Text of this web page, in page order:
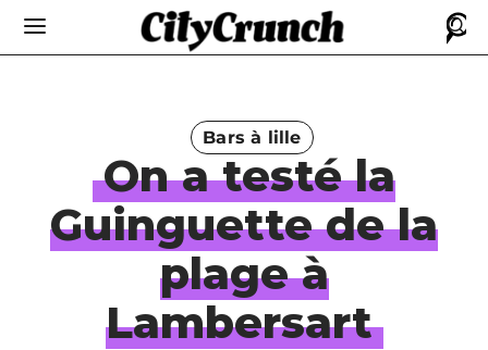
Bars à lille
On a testé la
Guinguette de la
plage à
Lambersart